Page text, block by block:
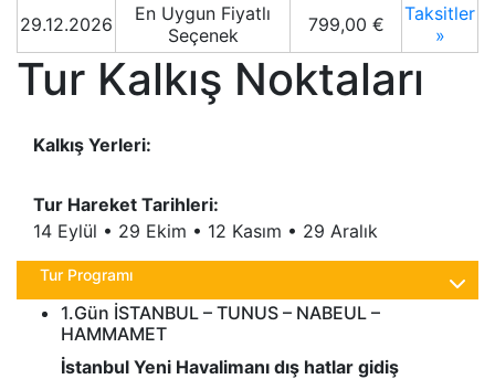
29.12.2026
En Uygun Fiyatlı
Seçenek
799,00 €
Taksitler
»
Tur Kalkış Noktaları
Kalkış Yerleri:
Tur Hareket Tarihleri:
14 Eylül • 29 Ekim • 12 Kasım • 29 Aralık
Tur Programı
1.Gün İSTANBUL – TUNUS – NABEUL –
HAMMAMET
İstanbul Yeni Havalimanı dış hatlar gidiş